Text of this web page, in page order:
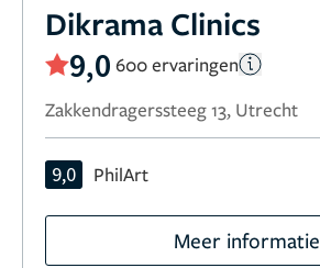
Dikrama Clinics
9,0 600 ervaringen
Zakkendragerssteeg 13, Utrecht
9,0 PhilArt
Meer informatie